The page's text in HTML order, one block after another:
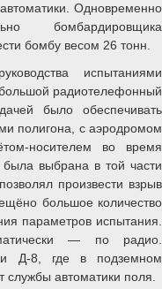
Одновременно
бомбардировщика
бомбу весом 26 тонн.
испытаниями
радиотелефонный
было обеспечивать
полигона, с аэродромом
носителем во время
выбрана в той части
произвести взрыв
большое количество
параметров испытания.
— по радио.
Д-8, где в подземном
автоматики поля.